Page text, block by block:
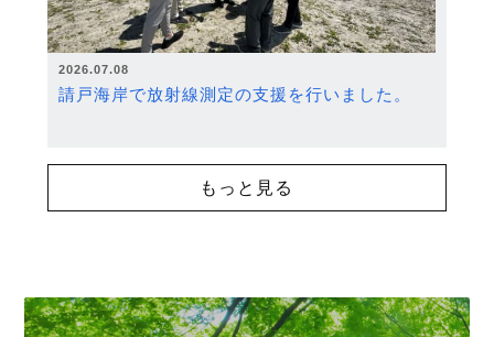
2026.07.08
請戸海岸で放射線測定の支援を行いました。
もっと見る